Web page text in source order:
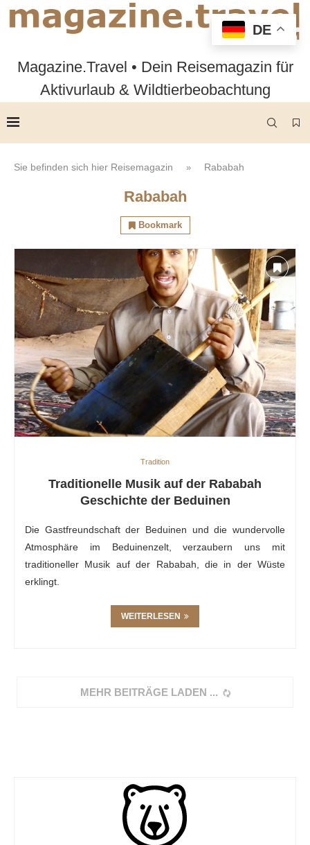
Magazine.Travel • Dein Reisemagazin für
Aktivurlaub & Wildtierbeobachtung
Sie befinden sich hier Reisemagazin » Rababah
Rababah
Bookmark
Tradition
Traditionelle Musik auf der Rababah
Geschichte der Beduinen
Die Gastfreundschaft der Beduinen und die wundervolle
Atmosphäre im Beduinenzelt, verzaubern uns mit
traditioneller Musik auf der Rababah, die in der Wüste
erklingt.
WEITERLESEN
MEHR BEITRÄGE LADEN
DE